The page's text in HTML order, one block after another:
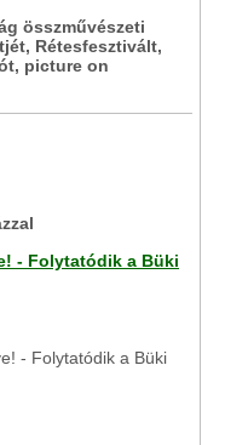
összművészeti
Rétesfesztivált,
picture on
- Folytatódik a Büki